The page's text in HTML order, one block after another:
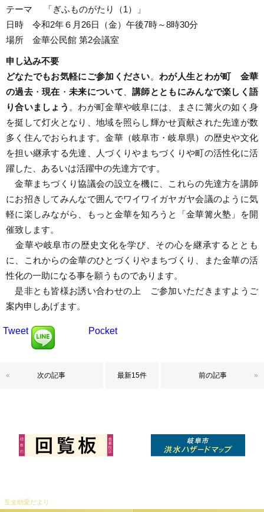
テーマ 「ぎふものがたり（1）」
日時 令和2年６月26日（金）午後7時～8時30分
場所 金華公民館 第2会議室
申し込み不要
どなたでもお気軽にご参加ください。わが人生とわが町
金華
の過去・現在 ・未来について、講師とともにみんなで楽しく語
り合いましょう 。わが町金華や岐阜には、まさに篝火の如く身
を挺して灯火となり、地域を照らし輝かせ貢献された先達が数
多く住んでおられます。金華（岐阜市・岐阜県）の歴史や文化
を担い継承する先達、人づくりやまちづくりや町の活性化に活
躍した、あるいは活躍中の先達方です。
金華まちづくり協議会の設立を機に、これらの先達方を講師
にお招きしてみんなで囲んでワイワイガヤガヤ会議のように気
軽に楽しみながら、もっと金華を知ろうと「金華篝火塾」を開
催致します。
金華や岐阜市の歴史文化を学び、その心を継承するととも
に、これからの金華のひとづくりやまちづくり、また金華の活
性化の一助になる事を願うものであります。
是非とも皆様お誘い合わせの上 ご参加いただきますようご
案内申しあげます。
Tweet Pocket
次の記事
« 最新15件 前の記事 »
互金助愛だより